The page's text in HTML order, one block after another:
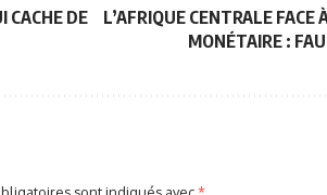
CACHE DE
L’AFRIQUE CENTRALE FACE
MONÉTAIRE :
sont indiqués avec*